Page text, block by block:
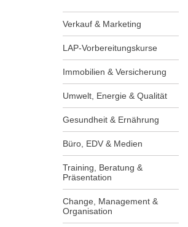
Verkauf & Marketing
LAP-Vorbereitungskurse
Immobilien & Versicherung
Umwelt, Energie & Qualität
Gesundheit & Ernährung
Büro, EDV & Medien
Training, Beratung &
Präsentation
Change, Management &
Organisation